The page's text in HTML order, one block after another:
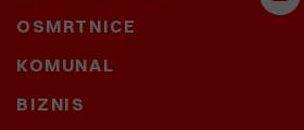
OSMRTNICE
KOMUNAL
BIZNIS